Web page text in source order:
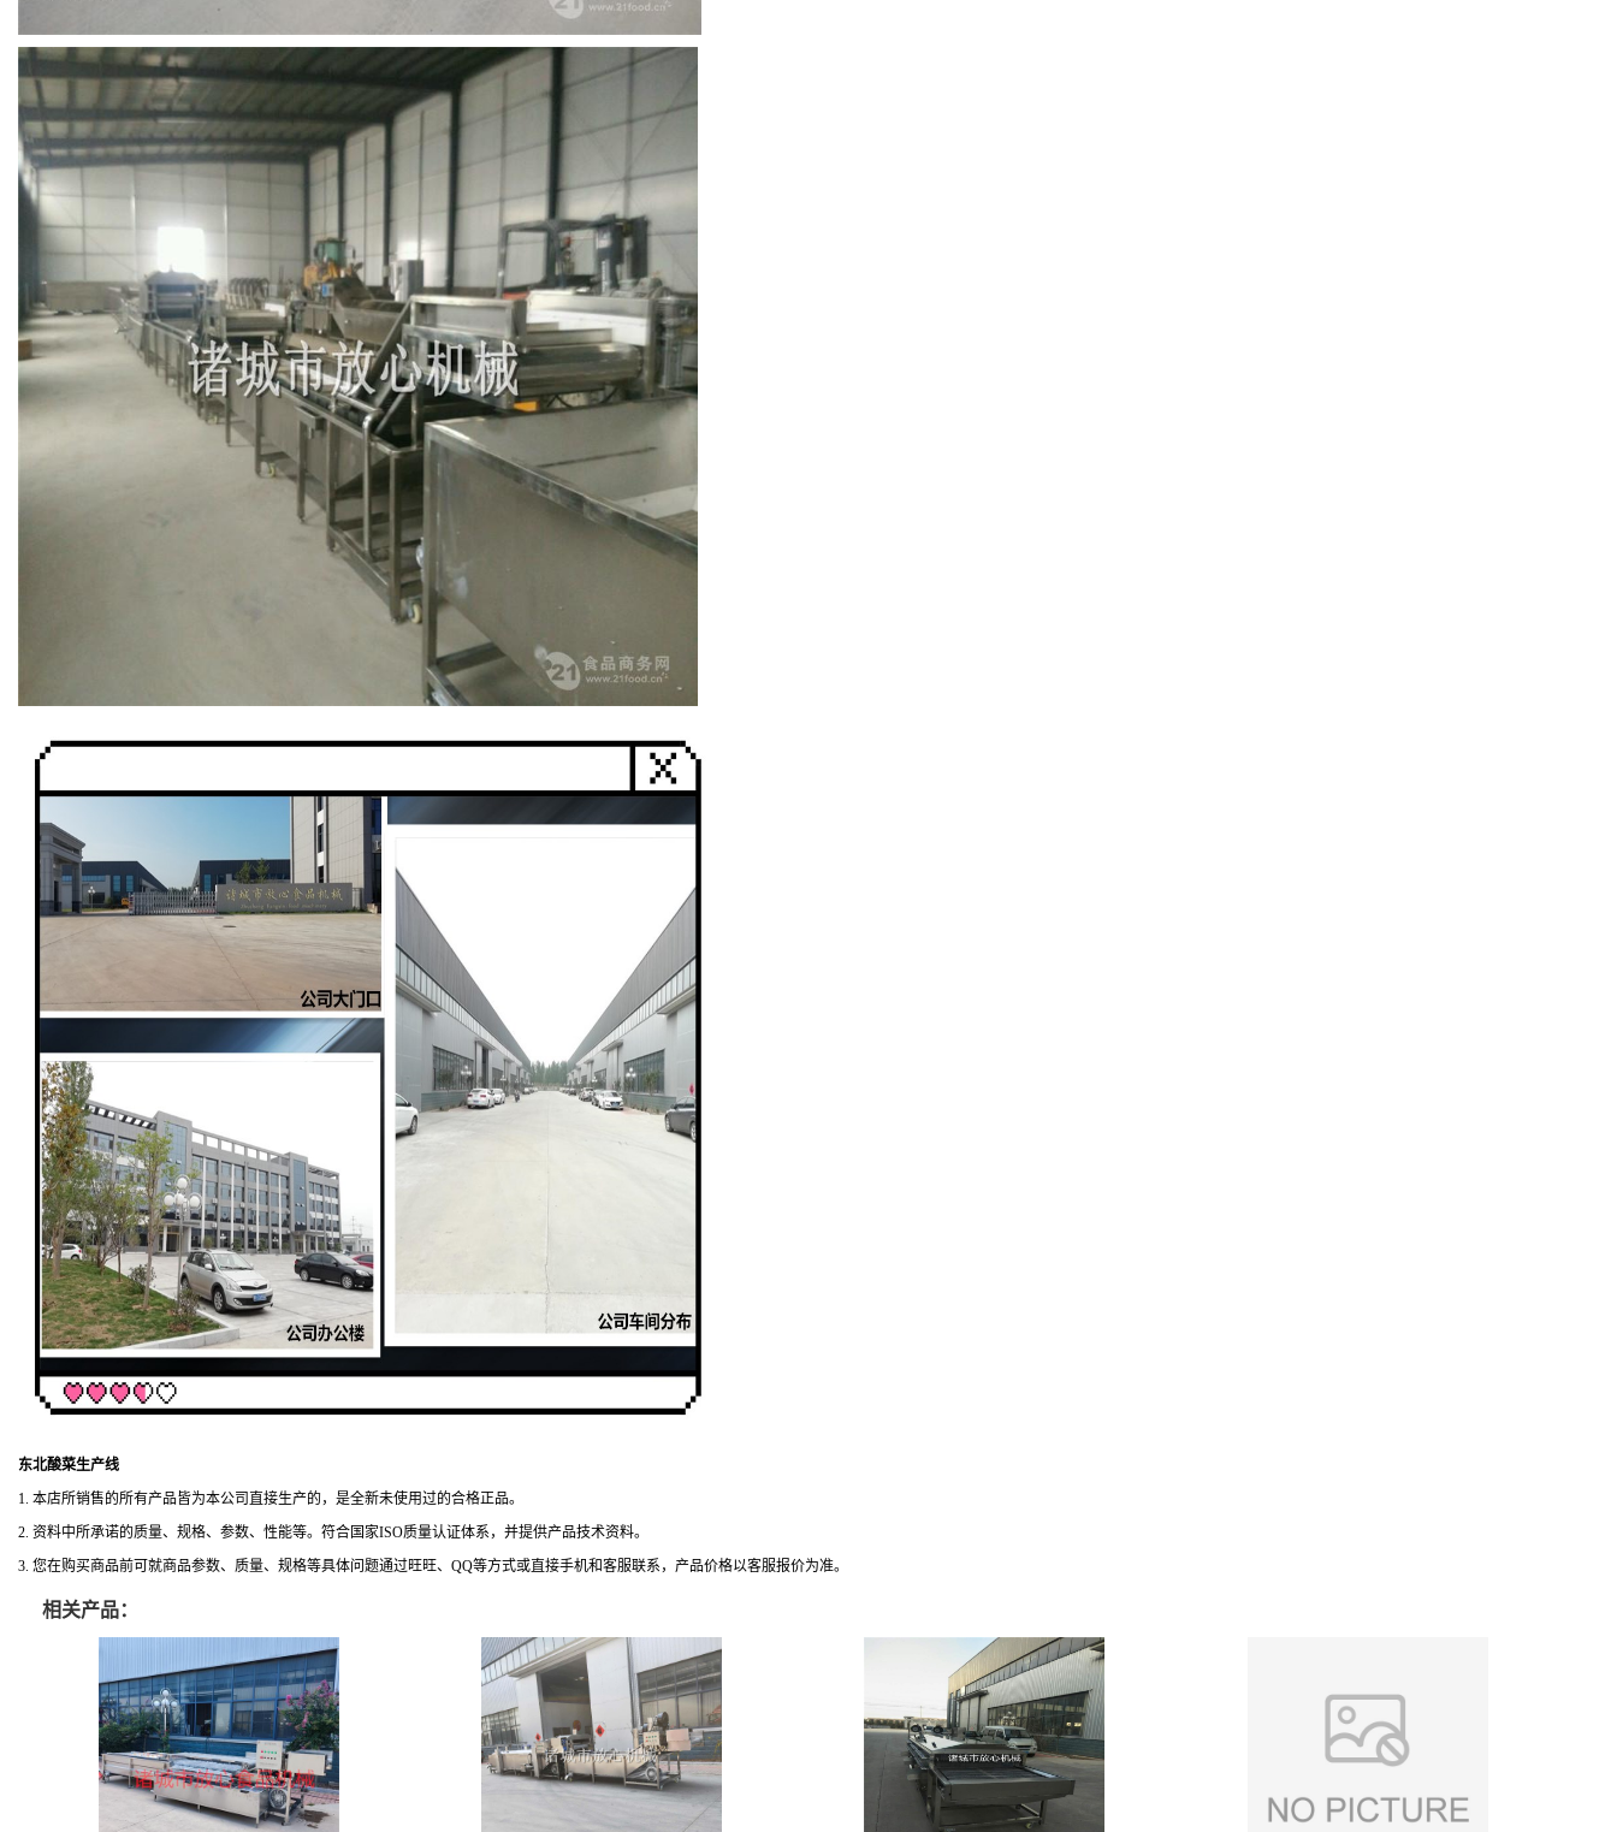
东北酸菜生产线
1. 本店所销售的所有产品皆为本公司直接生产的，是全新未使用过的合格正品。
2. 资料中所承诺的质量、规格、参数、性能等。符合国家ISO质量认证体系，并提供产品技术资料。
3. 您在购买商品前可就商品参数、质量、规格等具体问题通过旺旺、QQ等方式或直接手机和客服联系，产品价格以客服报价为准。
相关产品：